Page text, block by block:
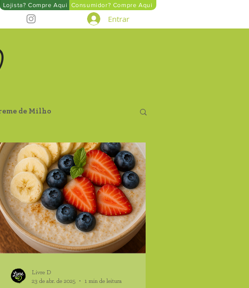
Lojista? Compre Aqui Consumidor? Compre Aqui
Entrar
de Milho
Farinha de Aveia
Integral
de Chia Orgânica
Pipoca Premium
Livre D
23 de abr. de 2025
1 min de leitura